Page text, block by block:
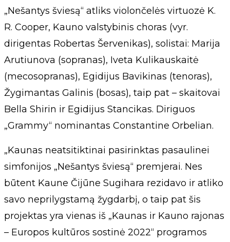
„Nešantys šviesą“ atliks violončelės virtuozė K.
R. Cooper, Kauno valstybinis choras (vyr.
dirigentas Robertas Šervenikas), solistai: Marija
Arutiunova (sopranas), Iveta Kulikauskaitė
(mecosopranas), Egidijus Bavikinas (tenoras),
Žygimantas Galinis (bosas), taip pat – skaitovai
Bella Shirin ir Egidijus Stancikas. Diriguos
„Grammy“ nominantas Constantine Orbelian.
„Kaunas neatsitiktinai pasirinktas pasaulinei
simfonijos „Nešantys šviesą“ premjerai. Nes
būtent Kaune Čijūne Sugihara rezidavo ir atliko
savo neprilygstamą žygdarbį, o taip pat šis
projektas yra vienas iš „Kaunas ir Kauno rajonas
– Europos kultūros sostinė 2022“ programos